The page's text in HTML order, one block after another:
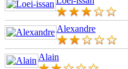
Alexandre
Alain